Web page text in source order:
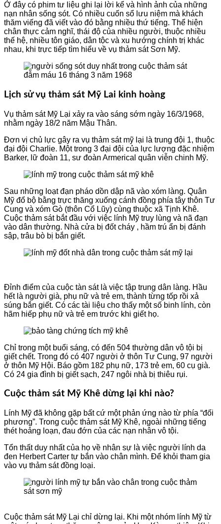
Ở đây có phim tư liệu ghi lại lời kể và hình ảnh của những
nạn nhân sống sót. Có nhiều cuốn sổ lưu niệm mà khách
thăm viếng đã viết vào đó bằng nhiều thứ tiếng. Thể hiện
chân thực cảm nghĩ, thái độ của nhiều người, thuộc nhiều
thế hệ, nhiều tôn giáo, dân tộc và xu hướng chính trị khác
nhau, khi trực tiếp tìm hiểu về vụ thảm sát Sơn Mỹ.
Lịch sử vụ thảm sát Mỹ Lai kinh hoàng
Vụ thảm sát Mỹ Lại xảy ra vào sáng sớm ngày 16/3/1968,
nhằm ngày 18/2 năm Mậu Thân.
Đơn vị chủ lực gây ra vụ thảm sát mỹ lại là trung đội 1, thuộc
đại đội Charlie. Một trong 3 đại đội của lực lượng đặc nhiệm
Barker, lữ đoàn 11, sư đoàn Armerical quân viễn chinh Mỹ.
Sau những loạt đạn pháo dồn dập nã vào xóm làng. Quân
Mỹ đổ bộ bằng trực thăng xuống cánh đồng phía tây thôn Tư
Cung và xóm Gò (thôn Cổ Lũy) cùng thuộc xã Tịnh Khê.
Cuộc thảm sát bắt đầu với việc lính Mỹ truy lùng và nã đạn
vào dân thường. Nhà cửa bị đốt cháy , hầm trú ẩn bị đánh
sập, trâu bò bị bắn giết.
Đỉnh điểm của cuộc tàn sát là việc tập trung dân làng. Hầu
hết là người già, phụ nữ và trẻ em, thành từng tốp rồi xả
súng bắn giết. Có các tài liệu cho thấy một số binh lính, còn
hãm hiếp phụ nữ và trẻ em trước khi giết họ.
Chỉ trong một buổi sáng, có đến 504 thường dân vô tội bị
giết chết. Trong đó có 407 người ở thôn Tư Cung, 97 người
ở thôn Mỹ Hội. Báo gồm 182 phụ nữ, 173 trẻ em, 60 cụ già.
Có 24 gia đình bị giết sạch, 247 ngôi nhà bị thiêu rụi.
Cuộc thảm sát Mỹ Khê dừng lại khi nào?
Lính Mỹ đã không gặp bất cứ một phản ứng nào từ phía “đối
phương”. Trong cuộc thảm sát Mỹ Khê, ngoài những tiếng
thét hoảng loạn, đau đớn của các nạn nhân vô tội.
Tổn thất duy nhất của họ về nhân sự là việc người lính da
đen Herbert Carter tự bắn vào chân mình. Để khỏi tham gia
vào vụ thảm sát đồng loại.
Cuộc thảm sát Mỹ Lại chỉ dừng lại. Khi một nhóm lính Mỹ từ